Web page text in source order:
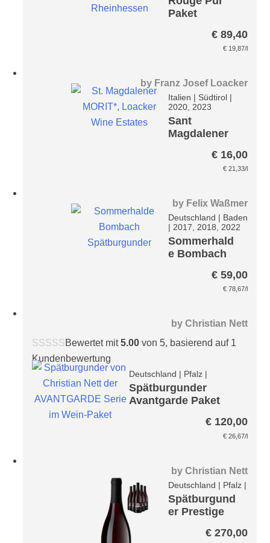
Paket
€ 89,40
€ 19,87/l
by Franz Josef Loacker
Italien | Südtirol |
2020, 2023
Sant
Magdalener
€ 16,00
€ 21,33/l
by Felix Waßmer
Deutschland | Baden
| 2017, 2018, 2022
Sommerhald
e Bombach
€ 59,00
€ 78,67/l
byChristian Nett
Bewertet mit5.00von 5, basierend auf 1
Kundenbewertung
Deutschland | Pfalz |
Spätburgunder
Avantgarde Paket
€ 120,00
€ 26,67/l
byChristian Nett
Deutschland | Pfalz |
Spätburgund
er Prestige
€ 270,00